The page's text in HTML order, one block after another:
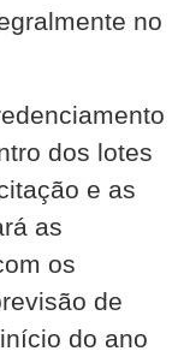
no
dos lotes
e as
as
os
de
do ano